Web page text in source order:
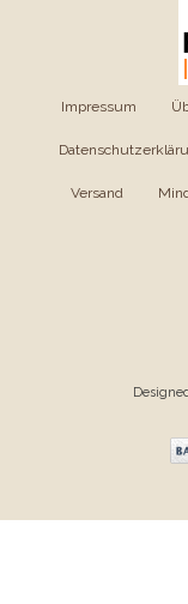
Impressum
Versand